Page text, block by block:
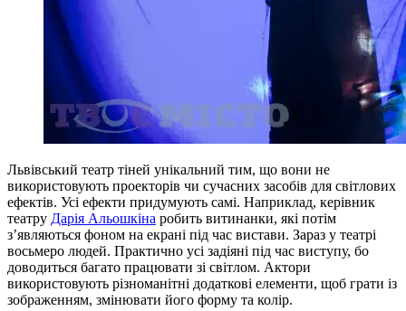
Львівський театр тіней унікальний тим, що вони не
використовують проекторів чи сучасних засобів для світлових
ефектів. Усі ефекти придумують самі. Наприклад, керівник
театру Дарія Альошкіна робить витинанки, які потім
з’являються фоном на екрані під час вистави. Зараз у театрі
восьмеро людей. Практично усі задіяні під час виступу, бо
доводиться багато працювати зі світлом. Актори
використовують різноманітні додаткові елементи, щоб грати із
зображенням, змінювати його форму та колір.